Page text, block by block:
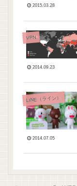
2015.03.28
VPN
2014.09.23
LINE（ライン）
2014.07.05